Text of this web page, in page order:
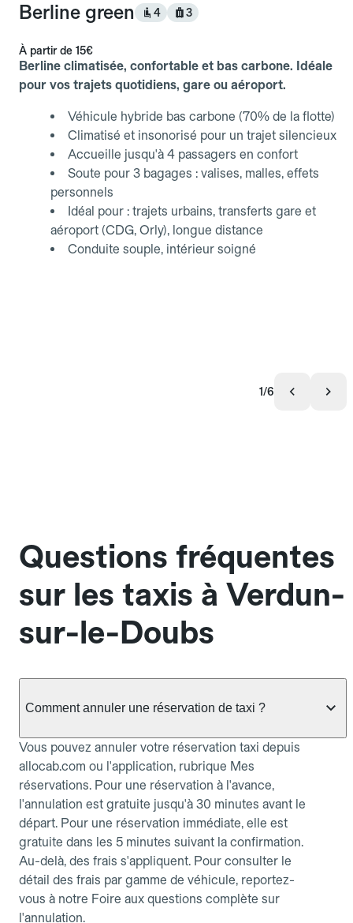
Berline green 4 3
À partir de 15€
Berline climatisée, confortable et bas carbone. Idéale
pour vos trajets quotidiens, gare ou aéroport.
Véhicule hybride bas carbone (70% de la flotte)
Climatisé et insonorisé pour un trajet silencieux
Accueille jusqu'à 4 passagers en confort
Soute pour 3 bagages : valises, malles, effets
personnels
Idéal pour : trajets urbains, transferts gare et
aéroport (CDG, Orly), longue distance
Conduite souple, intérieur soigné
1/6
Questions fréquentes
sur les taxis à Verdun-
sur-le-Doubs
Comment annuler une réservation de taxi ?
Vous pouvez annuler votre réservation taxi depuis
allocab.com ou l'application, rubrique Mes
réservations. Pour une réservation à l'avance,
l'annulation est gratuite jusqu'à 30 minutes avant le
départ. Pour une réservation immédiate, elle est
gratuite dans les 5 minutes suivant la confirmation.
Au-delà, des frais s'appliquent. Pour consulter le
détail des frais par gamme de véhicule, reportez-
vous à notre Foire aux questions complète sur
l'annulation.